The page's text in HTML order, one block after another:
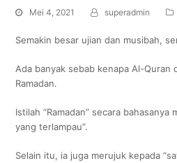
Mei 4, 2021 superadmin
Semakin besar ujian dan musibah,
Ada banyak sebab kenapa Al-Quran
Ramadan.
Istilah “Ramadan” secara bahasanya
yang terlampau”.
Selain itu, ia juga merujuk kepada